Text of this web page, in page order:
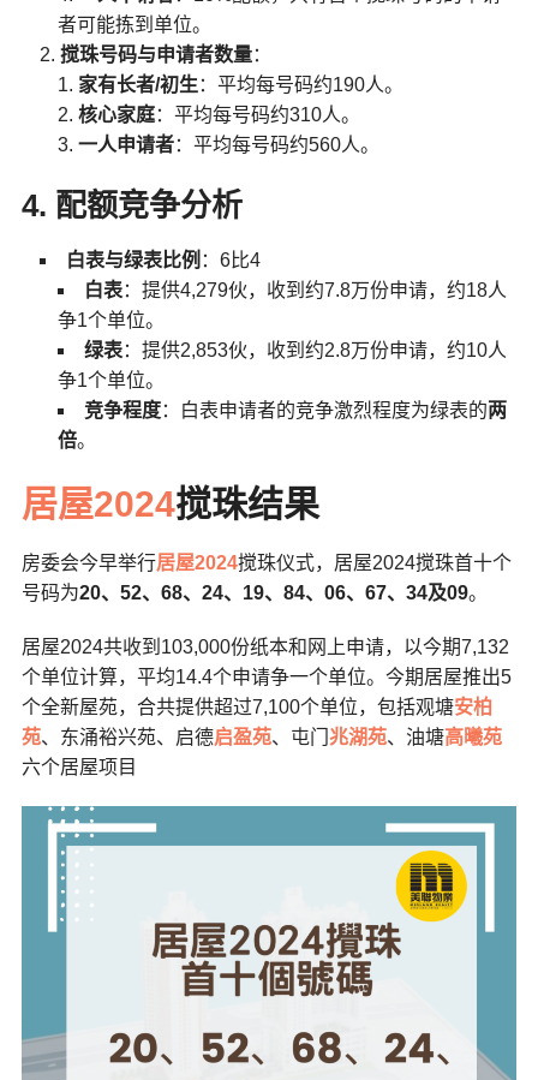
者可能拣到单位。
搅珠号码与申请者数量：
家有长者/初生 ：平均每号码约190人。
核心家庭：平均每号码约310人。
一人申请者：平均每号码约560人。
4. 配额竞争分析
白表与绿表比例 ：6比4
白表：提供4,279伙，收到约7.8万份申请，约18人
争1个单位。
绿表：提供2,853伙，收到约2.8万份申请，约10人
争1个单位。
竞争程度：白表申请者的竞争激烈程度为绿表的两
倍。
居屋2024搅珠结果
房委会今早举行居屋2024搅珠仪式，居屋2024搅珠首十个
号码为20、52、68、24、19、84、06、67、34及09。
居屋2024共收到103,000份纸本和网上申请，以今期7,132
个单位计算，平均14.4个申请争一个单位。今期居屋推出5
个全新屋苑，合共提供超过7,100个单位，包括观塘安柏
苑、东涌裕兴苑、启德启盈苑、屯门 兆湖苑、油塘高曦苑
六个居屋项目